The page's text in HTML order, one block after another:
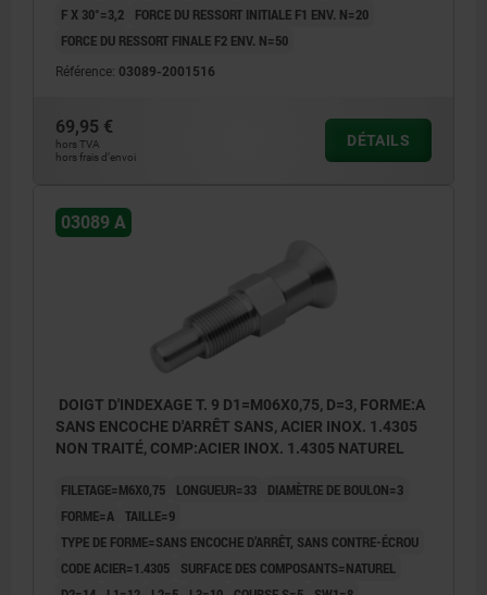
F X 30°=3,2
FORCE DU RESSORT INITIALE F1 ENV. N=20
FORCE DU RESSORT FINALE F2 ENV. N=50
Référence: 03089-2001516
69,95 €
hors TVA
hors frais d’envoi
DÉTAILS
03089 A
DOIGT D'INDEXAGE T. 9 D1=M06X0,75, D=3, FORME:A
SANS ENCOCHE D'ARRÊT SANS, ACIER INOX. 1.4305
NON TRAITÉ, COMP:ACIER INOX. 1.4305 NATUREL
FILETAGE=M6X0,75 LONGUEUR=33
DIAMÈTRE DE BOULON=3
FORME=A TAILLE=9
TYPE DE FORME=SANS ENCOCHE D’ARRÊT, SANS CONTRE-ÉCROU
CODE ACIER=1.4305
SURFACE DES COMPOSANTS=NATUREL